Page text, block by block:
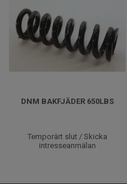
DNM BAKFJÄDER 650LBS
Temporärt slut / Skicka
intresseanmälan